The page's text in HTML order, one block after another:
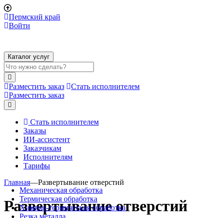
Пермский край
Войти
Каталог услуг
Разместить заказ
Стать исполнителем
Разместить заказ
Стать исполнителем
Заказы
ИИ-ассистент
Заказчикам
Исполнителям
Тарифы
Механическая обработка
Термическая обработка
Химико-термическая обработка
Резка металла
Главная—Развертывание отверстий
Развертывание отверстий